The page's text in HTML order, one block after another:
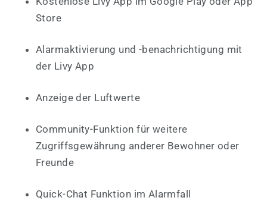
Store
Alarmaktivierung und -benachrichtigung mit
der Livy App
Anzeige der Luftwerte
Community-Funktion für weitere
Zugriffsgewährung anderer Bewohner oder
Freunde
Quick-Chat Funktion im Alarmfall